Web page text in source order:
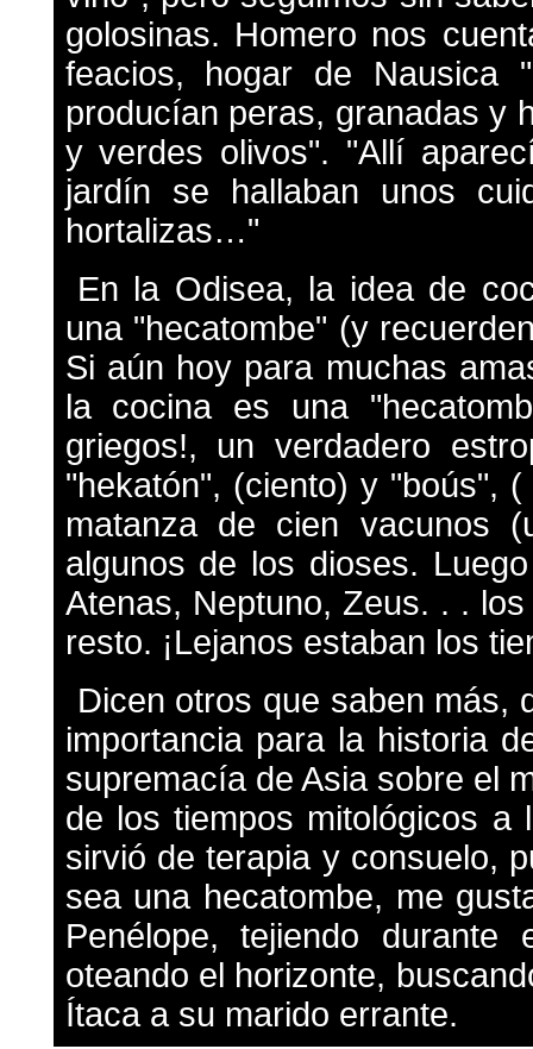
golosinas. Homero nos
feacios, hogar de
producían peras, granadas y
y verdes olivos". "Allí
jardín se hallaban unos
hortalizas…"
En la Odisea, la idea de
una "hecatombe" (y
Si aún hoy para muchas
la cocina es una
griegos!, un verdadero
"hekatón", (ciento) y "boús",
matanza de cien vacunos
algunos de los dioses.
Atenas, Neptuno, Zeus. . .
resto. ¡Lejanos estaban los
Dicen otros que saben más,
importancia para la historia
supremacía de Asia sobre el
de los tiempos mitológicos
sirvió de terapia y consuelo,
sea una hecatombe, me
Penélope, tejiendo
oteando el horizonte,
Ítaca a su marido errante.